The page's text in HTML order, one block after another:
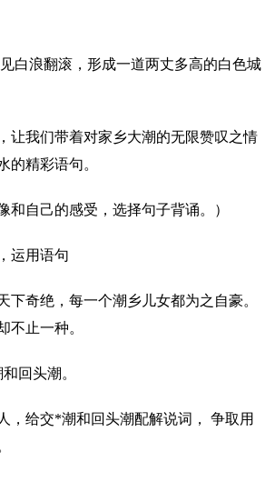
浪翻滚，形成一道两丈多高的白色城
我们带着对家乡大潮的无限赞叹之情
的精彩语句。
自己的感受，选择句子背诵。）
用语句
奇绝，每一个潮乡儿女都为之自豪。
不止一种。
回头潮。
给交*潮和回头潮配解说词， 争取用